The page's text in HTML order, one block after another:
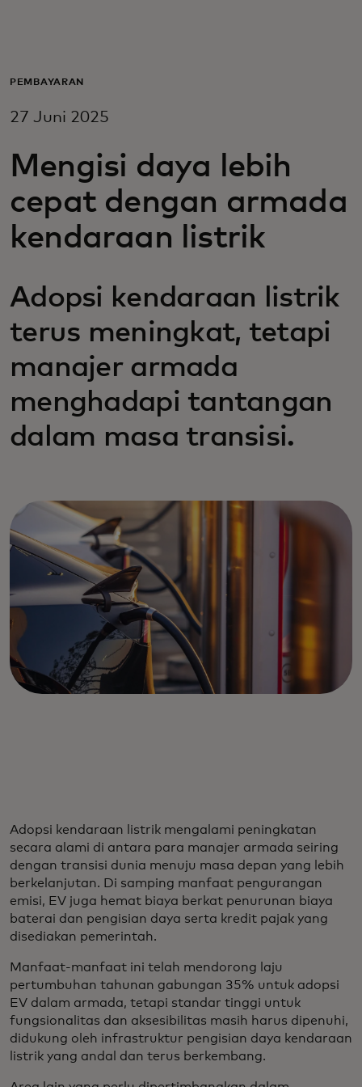
Untuk bisnis
Untuk inovator
Berita dan tren
PEMBAYARAN
27 Juni 2025
Mengisi daya lebih
cepat dengan armada
kendaraan listrik
Adopsi kendaraan listrik
terus meningkat, tetapi
manajer armada
menghadapi tantangan
dalam masa transisi.
Adopsi kendaraan listrik mengalami peningkatan
secara alami di antara para manajer armada seiring
dengan transisi dunia menuju masa depan yang lebih
berkelanjutan. Di samping manfaat pengurangan
emisi, EV juga hemat biaya berkat penurunan biaya
baterai dan pengisian daya serta kredit pajak yang
disediakan pemerintah.
Manfaat-manfaat ini telah mendorong laju
pertumbuhan tahunan gabungan 35% untuk adopsi
EV dalam armada, tetapi standar tinggi untuk
fungsionalitas dan aksesibilitas masih harus dipenuhi,
didukung oleh infrastruktur pengisian daya kendaraan
listrik yang andal dan terus berkembang.